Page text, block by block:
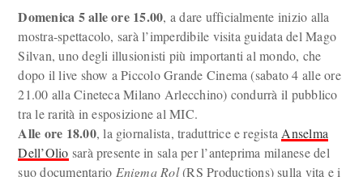
Domenica 5 alle ore 15.00, a dare ufficialmente inizio alla
mostra-spettacolo, sarà l’imperdibile visita guidata del Mago
Silvan, uno degli illusionisti più importanti al mondo, che
dopo il live show a Piccolo Grande Cinema (sabato 4 alle ore
21.00 alla Cineteca Milano Arlecchino) condurrà il pubblico
tra le rarità in esposizione al MIC.
Alle ore 18.00, la giornalista, traduttrice e regista Anselma
Dell’Olio sarà presente in sala per l’anteprima milanese del
suo documentario Enigma Rol(RS Productions) sulla vita e i